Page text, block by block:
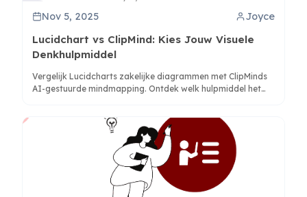
Nov 5, 2025 Joyce
Lucidchart vs ClipMind: Kies Jouw Visuele
Denkhulpmiddel
Vergelijk Lucidcharts zakelijke diagrammen met ClipMinds
AI-gestuurde mindmapping. Ontdek welk hulpmiddel het